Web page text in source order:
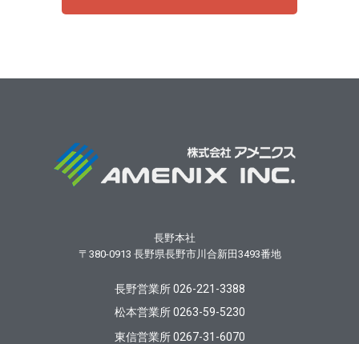
長野本社
〒380-0913 長野県長野市川合新田3493番地
長野営業所 026-221-3388
松本営業所 0263-59-5230
東信営業所 0267-31-6070